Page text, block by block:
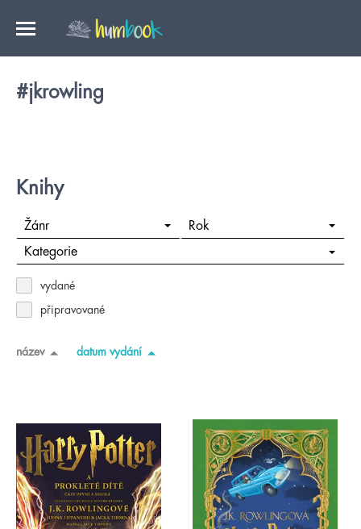
#jkrowling
Knihy
Žánr Rok
Kategorie
vydané
připravované
název datum vydání